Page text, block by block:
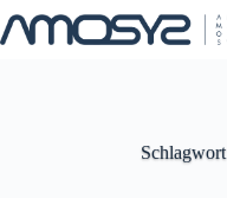
Inhalt
springen
Schlagwort